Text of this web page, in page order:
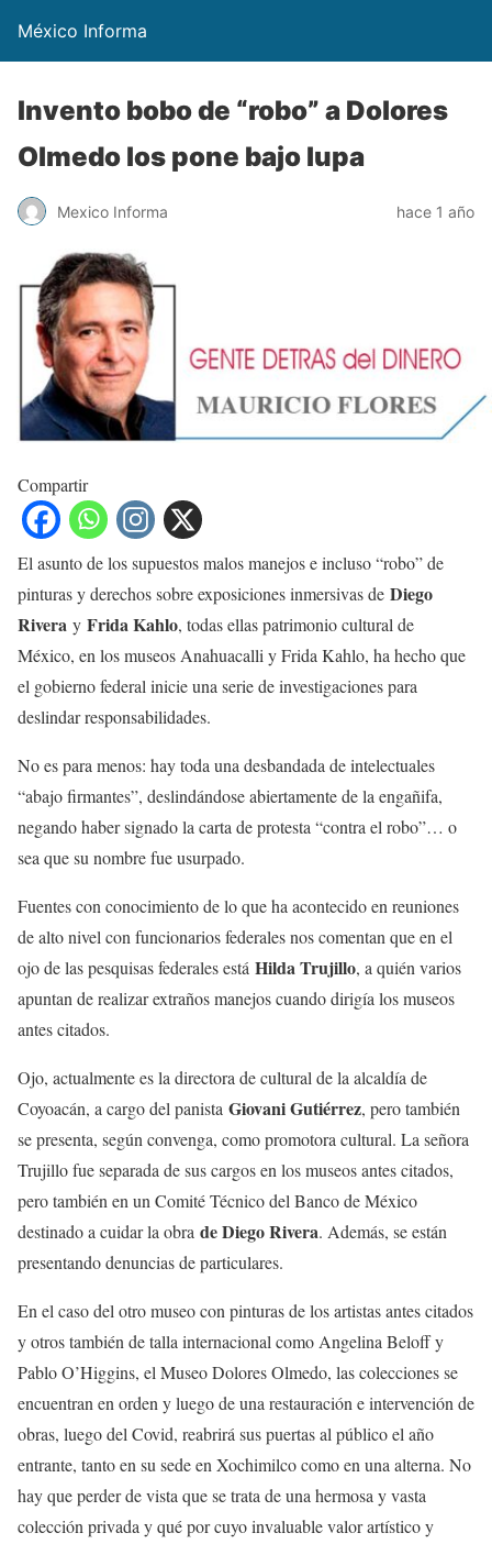
México Informa
Invento bobo de “robo” a Dolores
Olmedo los pone bajo lupa
Mexico Informa hace 1 año
Compartir
El asunto de los supuestos malos manejos e incluso “robo” de
pinturas y derechos sobre exposiciones inmersivas de Diego
Rivera y Frida Kahlo, todas ellas patrimonio cultural de
México, en los museos Anahuacalli y Frida Kahlo, ha hecho que
el gobierno federal inicie una serie de investigaciones para
deslindar responsabilidades.
No es para menos: hay toda una desbandada de intelectuales
“abajo firmantes”, deslindándose abiertamente de la engañifa,
negando haber signado la carta de protesta “contra el robo”… o
sea que su nombre fue usurpado.
Fuentes con conocimiento de lo que ha acontecido en reuniones
de alto nivel con funcionarios federales nos comentan que en el
ojo de las pesquisas federales está Hilda Trujillo, a quién varios
apuntan de realizar extraños manejos cuando dirigía los museos
antes citados.
Ojo, actualmente es la directora de cultural de la alcaldía de
Coyoacán, a cargo del panista Giovani Gutiérrez, pero también
se presenta, según convenga, como promotora cultural. La señora
Trujillo fue separada de sus cargos en los museos antes citados,
pero también en un Comité Técnico del Banco de México
destinado a cuidar la obra de Diego Rivera. Además, se están
presentando denuncias de particulares.
En el caso del otro museo con pinturas de los artistas antes citados
y otros también de talla internacional como Angelina Beloff y
Pablo O’Higgins, el Museo Dolores Olmedo, las colecciones se
encuentran en orden y luego de una restauración e intervención de
obras, luego del Covid, reabrirá sus puertas al público el año
entrante, tanto en su sede en Xochimilco como en una alterna. No
hay que perder de vista que se trata de una hermosa y vasta
colección privada y qué por cuyo invaluable valor artístico y